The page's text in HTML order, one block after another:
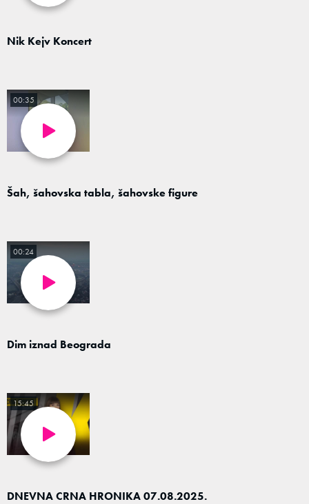
Nik Kejv Koncert
Šah, šahovska tabla, šahovske figure
00:35
Dim iznad Beograda
00:24
DNEVNA CRNA HRONIKA 07.08.2025.
15:45